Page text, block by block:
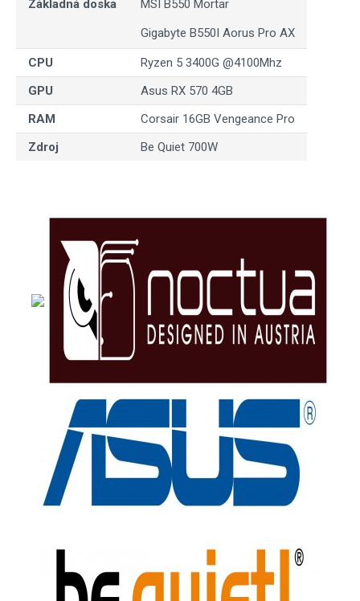
Základná doska
MSI B550 Mortar
Gigabyte B550I Aorus Pro AX
CPU
Ryzen 5 3400G @4100Mhz
GPU
Asus RX 570 4GB
RAM
Corsair 16GB Vengeance Pro
Zdroj
Be Quiet 700W